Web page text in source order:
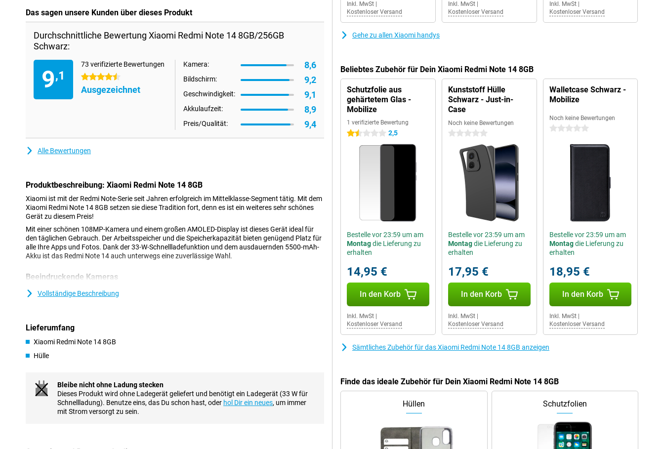
Das sagen unsere Kunden über dieses Produkt
Durchschnittliche Bewertung Xiaomi Redmi Note 14 8GB/256GB
Schwarz:
9,1
73 verifizierte Bewertungen
4.5 Sterne
Ausgezeichnet
Kamera: 8,6
Bildschirm: 9,2
Geschwindigkeit: 9,1
Akkulaufzeit: 8,9
Preis/Qualität: 9,4
Alle Bewertungen
Produktbeschreibung: Xiaomi Redmi Note 14 8GB
Xiaomi ist mit der Redmi Note-Serie seit Jahren erfolgreich im Mittelklasse-Segment tätig. Mit dem
Xiaomi Redmi Note 14 8GB setzen sie diese Tradition fort, denn es ist ein weiteres sehr schönes
Gerät zu diesem Preis!
Mit einer schönen 108MP-Kamera und einem großen AMOLED-Display ist dieses Gerät ideal für
den täglichen Gebrauch. Der Arbeitsspeicher und die Speicherkapazität bieten genügend Platz für
alle Ihre Apps und Fotos. Dank der 33-W-Schnellladefunktion und dem ausdauernden 5500-mAh-
Akku ist das Redmi Note 14 auch unterwegs eine zuverlässige Wahl.
Beeindruckende Kameras
Die 108-MP-Hauptkamera liefert scharfe Bilder mit vielen Details. Der RAW-Domain-Nachtmodus
ermöglicht lebendige Fotos in der Dunkelheit, während KI-Funktionen wie KI-Löschen und KI-
unterstützt, selbst bei intensiver Nutzung. Dank der 33W-Schnellladefunktion ist Ihr Gerät in
Wunderschönes AMOLED-Display
Das 6,67-Zoll-AMOLED-Display bietet je nach Aufgabe eine Bildwiederholfrequenz von bis zu 120
Hz und sorgt so für ruckelfreie Bilder und ein tolles Seherlebnis. Mit einer Spitzenhelligkeit von
Vollständige Beschreibung
Lieferumfang
Xiaomi Redmi Note 14 8GB
Hülle
Bleibe nicht ohne Ladung stecken
Dieses Produkt wird ohne Ladegerät geliefert und benötigt ein Ladegerät (33 W für
Schnellladung). Benutze eins, das Du schon hast, oder hol Dir ein neues, um immer
mit Strom versorgt zu sein.
Inkl. MwSt
Kostenloser Versand
Inkl. MwSt|
Kostenloser Versand
Inkl. MwSt|
Kostenloser Versand
Gehe zu allen Xiaomi handys
Beliebtes Zubehör für Dein Xiaomi Redmi Note 14 8GB
Schutzfolie aus
gehärtetem Glas -
Mobilize
1 verifizierte Bewertung
1.5 Sterne 2,5
Bestelle vor 23:59 um am
Montagdie Lieferung zu
erhalten
14,95 €
In den Korb
Inkl. MwSt
Kostenloser Versand
Kunststoff Hülle
Schwarz - Just-in-
Case
Noch keine Bewertungen
0 Sterne
Bestelle vor 23:59 um am
Montagdie Lieferung zu
erhalten
17,95 €
In den Korb
Inkl. MwSt|
Kostenloser Versand
Walletcase Schwarz -
Mobilize
Noch keine Bewertungen
0 Sterne
Bestelle vor 23:59 um am
Montagdie Lieferung zu
erhalten
18,95 €
In den Korb
Inkl. MwSt|
Kostenloser Versand
Sämtliches Zubehör für das Xiaomi Redmi Note 14 8GB anzeigen
Finde das ideale Zubehör für Dein Xiaomi Redmi Note 14 8GB
Hüllen Schutzfolien